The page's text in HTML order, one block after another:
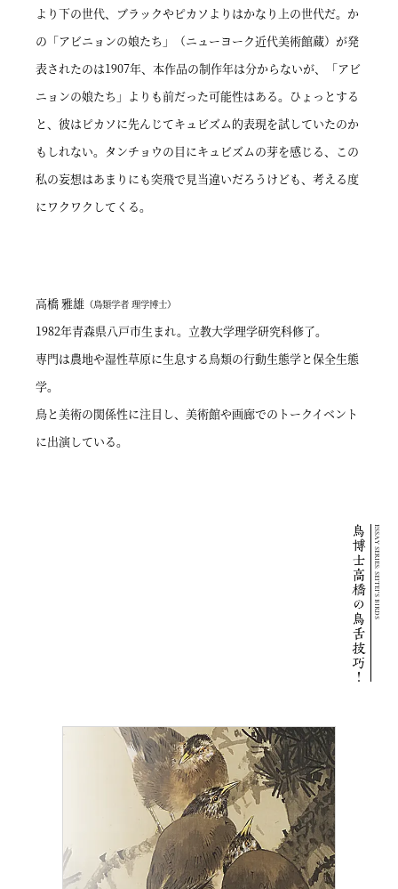
より下の世代、ブラックやピカソよりはかなり上の世代だ。か
の「アビニョンの娘たち」（ニューヨーク近代美術館蔵）が発
表されたのは1907年、本作品の制作年は分からないが、「アビ
ニョンの娘たち」よりも前だった可能性はある。ひょっとする
と、彼はピカソに先んじてキュビズム的表現を試していたのか
もしれない。タンチョウの目にキュビズムの芽を感じる、この
私の妄想はあまりにも突飛で見当違いだろうけども、考える度
にワクワクしてくる。
高橋 雅雄 （鳥類学者 理学博士）
1982年青森県八戸市生まれ。立教大学理学研究科修了。
専門は農地や湿性草原に生息する鳥類の行動生態学と保全生態
学。
鳥と美術の関係性に注目し、美術館や画廊でのトークイベント
に出演している。
ESSAY SERIES: SEITEI’S BIRDS